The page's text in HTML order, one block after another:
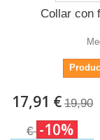
Collar con
17,91 € 19,90
€ -10%